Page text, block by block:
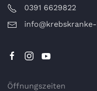
0391 6629822
Öffnungszeiten